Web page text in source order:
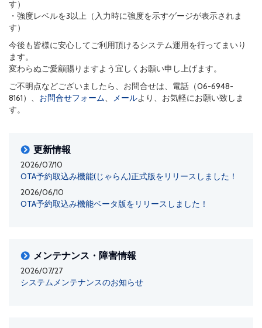
す）
・強度レベルを3以上（入力時に強度を示すゲージが表示されま
す）
今後も皆様に安心してご利用頂けるシステム運用を行ってまいり
ます。
変わらぬご愛顧賜りますよう宜しくお願い申し上げます。
ご不明点などございましたら、お問合せは、電話（06-6948-
8161）、 お問合せフォーム、 メールより、お気軽にお願い致しま
す。
更新情報
2026/07/10
OTA予約取込み機能(じゃらん)正式版をリリースしました！
2026/06/10
OTA予約取込み機能ベータ版をリリースしました！
メンテナンス・障害情報
2026/07/27
システムメンテナンスのお知らせ